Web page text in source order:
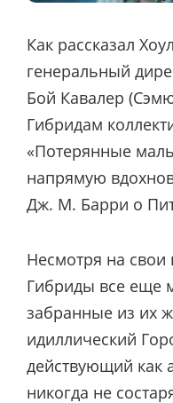
Как рассказал
генеральный
Бой Кавалер
Гибридам
«Потерянные
напрямую
Дж. М. Барри о
Несмотря на свои
Гибриды все еще
забранные из их
идиллический
действующий как
никогда не